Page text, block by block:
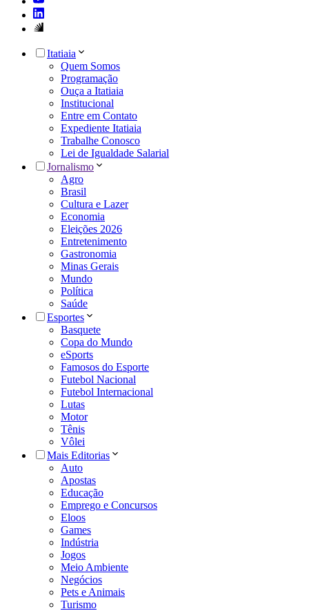
Itatiaia
Quem Somos
Programação
Ouça a Itatiaia
Institucional
Entre em Contato
Expediente Itatiaia
Trabalhe Conosco
Lei de Igualdade Salarial
Jornalismo
Agro
Brasil
Cultura e Lazer
Economia
Eleições 2026
Entretenimento
Gastronomia
Minas Gerais
Mundo
Política
Saúde
Esportes
Basquete
Copa do Mundo
eSports
Famosos do Esporte
Futebol Nacional
Futebol Internacional
Lutas
Motor
Tênis
Vôlei
Mais Editorias
Auto
Apostas
Educação
Emprego e Concursos
Eloos
Games
Indústria
Jogos
Meio Ambiente
Negócios
Pets e Animais
Turismo